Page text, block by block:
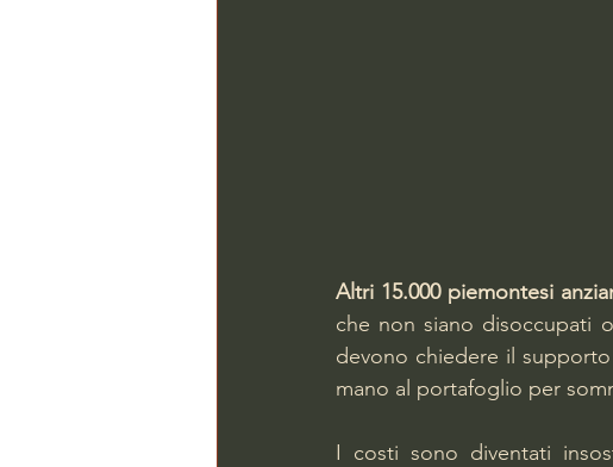
Altri 15.000 piemontesi
che non siano disoccupati
devono chiedere il
mano al portafoglio per
I costi sono diventati